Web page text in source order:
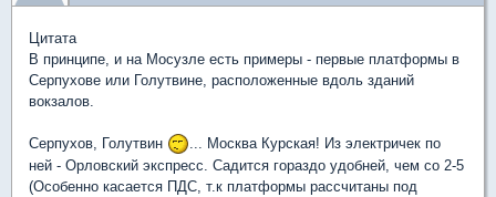
Цитата
В принципе, и на Мосузле есть примеры - первые платформы в
Серпухове или Голутвине, расположенные вдоль зданий
вокзалов.
Серпухов, Голутвин
... Москва Курская! Из электричек по
ней - Орловский экспресс. Садится гораздо удобней, чем со 2-5
(Особенно касается ПДС, т.к платформы рассчитаны под